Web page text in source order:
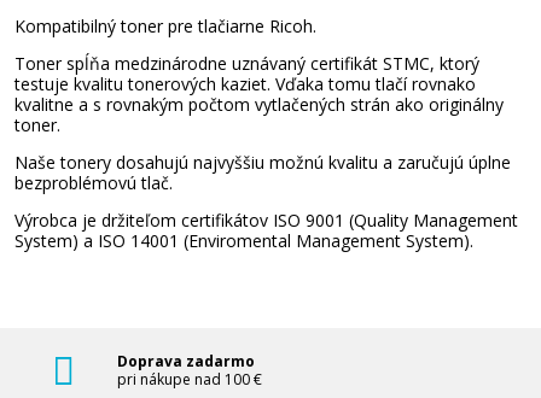
Pridať do košíka
Ricoh 842080 (841597) (Žltý)
Kompatibilný toner pre tlačiarne Ricoh.
Toner spĺňa medzinárodne uznávaný certifikát STMC, ktorý
testuje kvalitu tonerových kaziet. Vďaka tomu tlačí rovnako
kvalitne a s rovnakým počtom vytlačených strán ako originálny
toner.
Naše tonery dosahujú najvyššiu možnú kvalitu a zaručujú úplne
bezproblémovú tlač.
Výrobca je držiteľom certifikátov ISO 9001 (Quality Management
System) a ISO 14001 (Enviromental Management System).
Doprava zadarmo
pri nákupe nad 100 €